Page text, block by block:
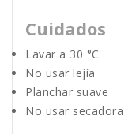
Cuidados
Lavar a 30 °C
No usar lejía
Planchar suave
No usar secadora